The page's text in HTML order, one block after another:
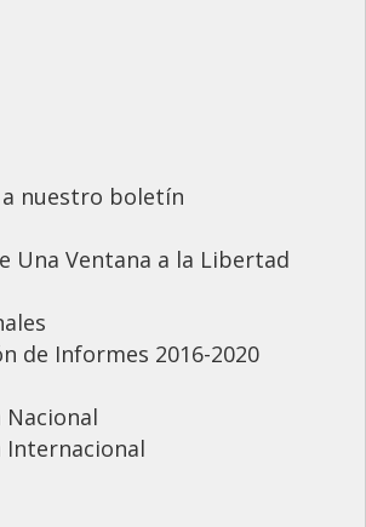
nuestro boletín
Una Ventana a la Libertad
de Informes 2016-2020
Nacional
Internacional